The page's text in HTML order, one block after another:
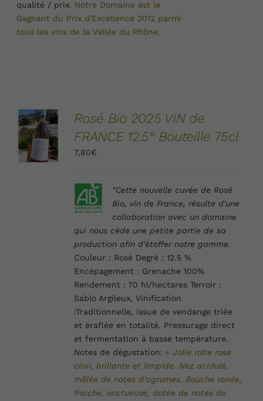
qualité / prix. Notre Domaine est le
Gagnant du Prix d'Excellence 2012 parmi
tous les vins de la Vallée du Rhône.
AJOUTER
AU
PANIER
DÉTAILS
Rosé Bio 2025 VIN de
FRANCE 12.5° Bouteille 75cl
7,80€
"Cette nouvelle cuvée de Rosé
Bio, vin de France, résulte d'une
collaboration avec un domaine
qui nous cède une petite partie de sa
production afin d'étoffer notre gamme.
Couleur : Rosé Degré :12.5 %
Encépagement : Grenache 100%
Rendement : 70 hl/hectaresTerroir :
Sablo Argileux,Vinification
:Traditionnelle, issue de vendange triée
et éraflée en totalité. Pressurage direct
et fermentation à basse température.
Notes de dégustation: « Jolie robe rose
clair, brillante et limpide. Nez acidulé,
mêlée de notes d'agrumes. Bouche ronde,
fraiche, onctueuse, dotée de notes de